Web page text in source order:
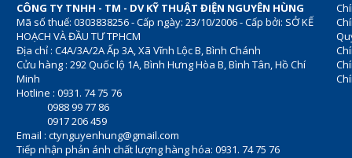
CÔNG TY TNHH - TM - DV KỸ THUẬT ĐIỆN NGUYÊN HÙNG
Mã số thuế: 0303838256 - Cấp ngày: 23/10/2006 - Cấp bởi: SỞ KẾ
HOẠCH VÀ ĐẦU TƯ TPHCM
Địa chỉ : C4A/3A/2A Ấp 3A, Xã Vĩnh Lộc B, Bình Chánh
Cửu hàng : 292 Quốc lộ 1A, Bình Hưng Hòa B, Bình Tân, Hồ Chí
Minh
Hotline : 0931. 74 75 76
0988 99 77 86
0917 206 459
Email : ctynguyenhung@gmail.com
Tiếp nhận phản ánh chất lượng hàng hóa: 0931. 74 75 76